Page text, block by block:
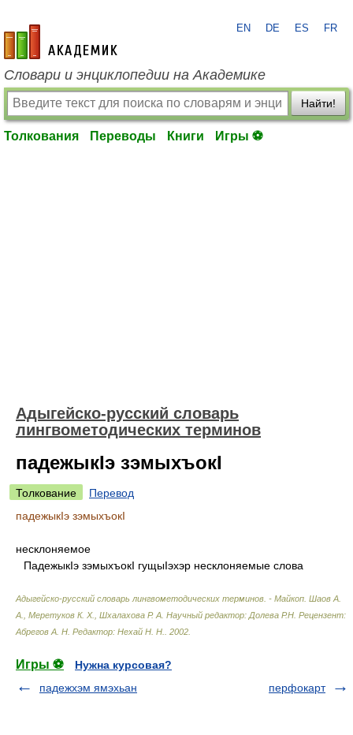
academic.ru
EN DE ES FR
Словари и энциклопедии на Академике
Найти!
Толкования Переводы Книги Игры ⚽
Адыгейско-русский словарь
лингвометодических терминов
падежыкIэ зэмыхъокI
Толкование
Перевод
падежыкIэ зэмыхъокI
несклоняемое
ПадежыкIэ зэмыхъокI гущыIэхэр несклоняемые слова
Адыгейско-русский словарь лингвометодических терминов. - Майкоп Шаов А.
А., Меретуков К. Х., Шхалахова Р. А. Научный редактор: Долева Р.Н. Рецензент:
Абрегов А. Н. Редактор: Нехай Н. Н.
2002
Игры ⚽
Нужна курсовая?
падежхэм ямэхьан
перфокарт